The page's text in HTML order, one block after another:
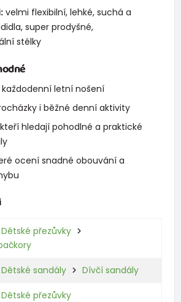
velmi flexibilní, lehké, suchá a
super prodyšné,
stélky
letní nošení
i běžné denní aktivity
hledají pohodlné a praktické
ocení snadné obouvání a
Dětské přezůvky
Dětské sandály Dívčí sandály
Dětské přezůvky